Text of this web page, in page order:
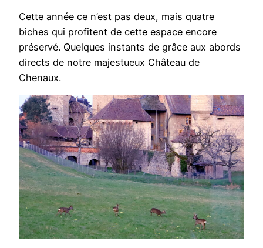
Cette année ce n’est pas deux, mais quatre
biches qui profitent de cette espace encore
préservé. Quelques instants de grâce aux abords
directs de notre majestueux Château de
Chenaux.